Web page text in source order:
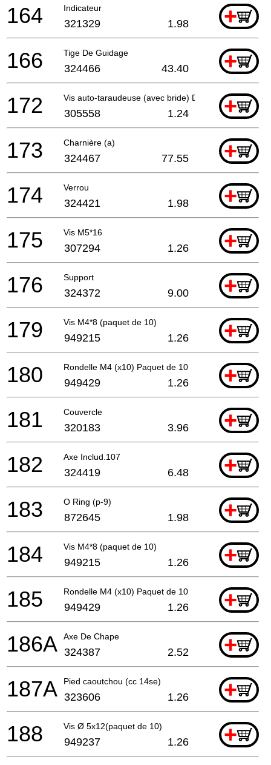
Indicateur +
164 321329 1.98
Tige De Guidage +
166 324466 43.40
Vis auto-taraudeuse (avec bride) D5x25 (noir)
+
172 305558 1.24
Charnière (a) +
173 324467 77.55
Verrou +
174 324421 1.98
Vis M5*16 +
175 307294 1.26
Support +
176 324372 9.00
Vis M4*8 (paquet de 10) +
179 949215 1.26
Rondelle M4 (x10) Paquet de 10 +
180 949429 1.26
Couvercle +
181 320183 3.96
Axe Includ.107 +
182 324419 6.48
O Ring (p-9) +
183 872645 1.98
Vis M4*8 (paquet de 10) +
184 949215 1.26
Rondelle M4 (x10) Paquet de 10 +
185 949429 1.26
Axe De Chape +
186A 324387 2.52
Pied caoutchou (cc 14se) +
187A 323606 1.26
Vis Ø 5x12(paquet de 10) +
188 949237 1.26